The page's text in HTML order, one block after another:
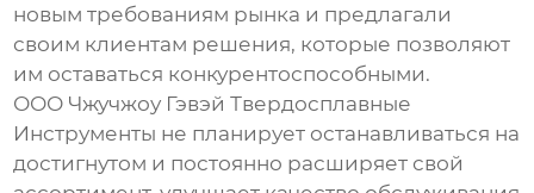
новым требованиям рынка и предлагали
своим клиентам решения, которые позволяют
им оставаться конкурентоспособными.
ООО Чжучжоу Гэвэй Твердосплавные
Инструменты не планирует останавливаться на
достигнутом и постоянно расширяет свой